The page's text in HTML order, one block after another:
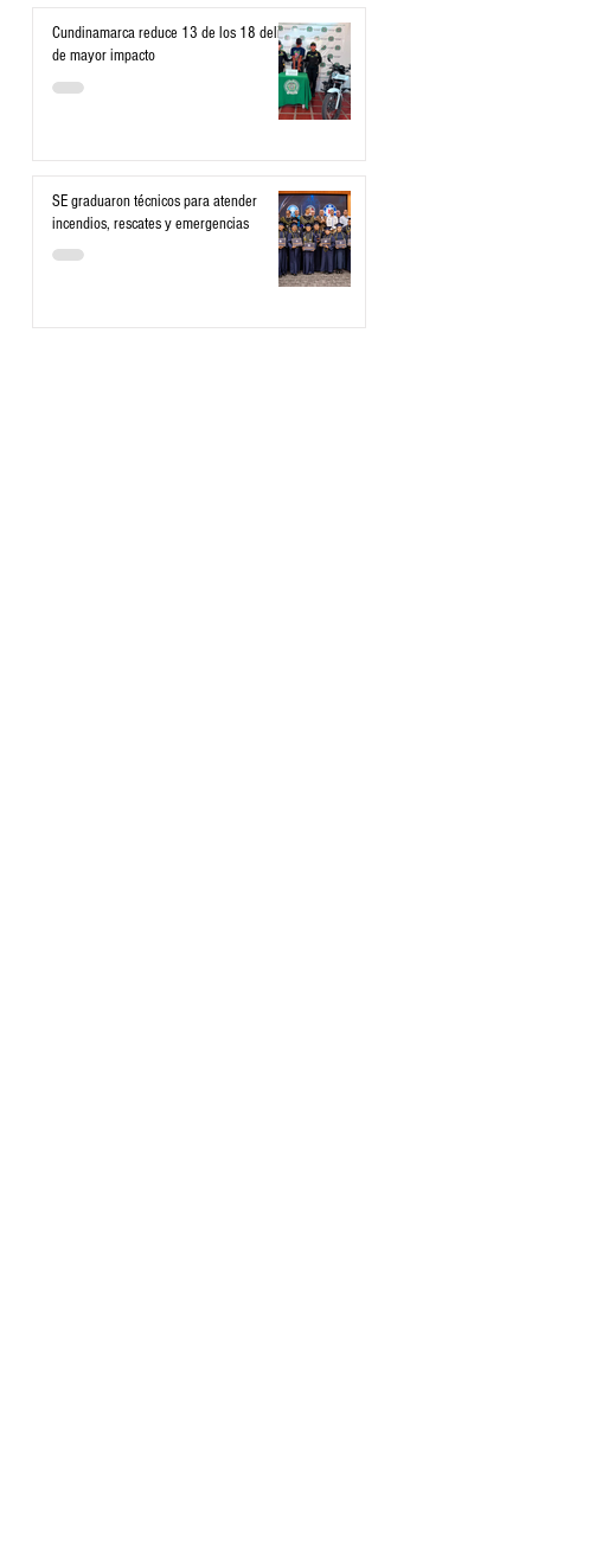
Cundinamarca reduce 13 de los 18 delitos
de mayor impacto
SE graduaron técnicos para atender
incendios, rescates y emergencias